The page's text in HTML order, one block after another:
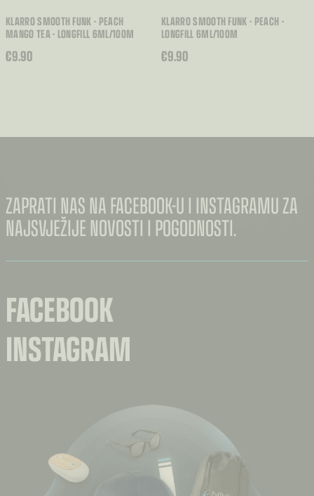
KLARRO SMOOTH FUNK - PEACH
MANGO TEA - LONGFILL 6ML/100M
€9.90
KLARRO SMOOTH FUNK - PEACH -
LONGFILL 6ML/100M
€9.90
ZAPRATI NAS NA FACEBOOK-U I INSTAGRAMU ZA
NAJSVJEŽIJE NOVOSTI I POGODNOSTI.
FACEBOOK
INSTAGRAM